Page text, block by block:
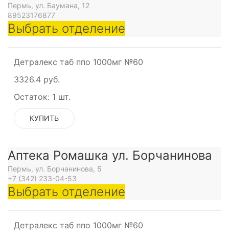
Пермь, ул. Баумана, 12
89523176877
Выбрать отделение
Детралекс таб ппо 1000мг №60
3326.4 руб.
Остаток: 1 шт.
КУПИТЬ
Аптека Ромашка ул. Борчанинова
Пермь, ул. Борчанинова, 5
+7 (342) 233-04-53
Выбрать отделение
Детралекс таб ппо 1000мг №60